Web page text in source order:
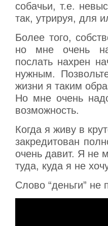
собачьи, т.е.
так, утрируя, для
Более того,
но мне очень
послать нахрен
нужным.
жизни я таким
Но мне очень
возможность.
Когда я живу в
закредитован
очень давит. Я не
туда, куда я не
Слово “деньги” не